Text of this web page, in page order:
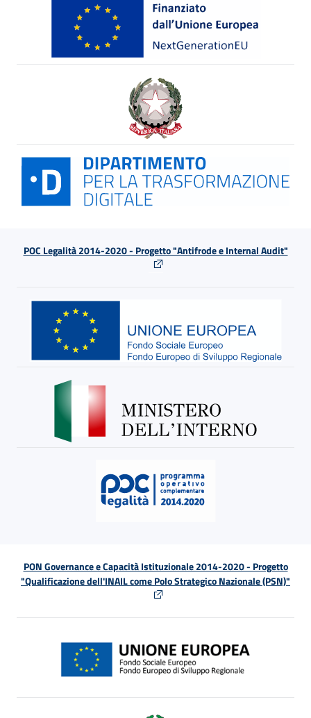
POC Legalità 2014-2020 - Progetto "Antifrode e Internal Audit"
PON Governance e Capacità Istituzionale 2014-2020 - Progetto
"Qualificazione dell'INAIL come Polo Strategico Nazionale (PSN)"